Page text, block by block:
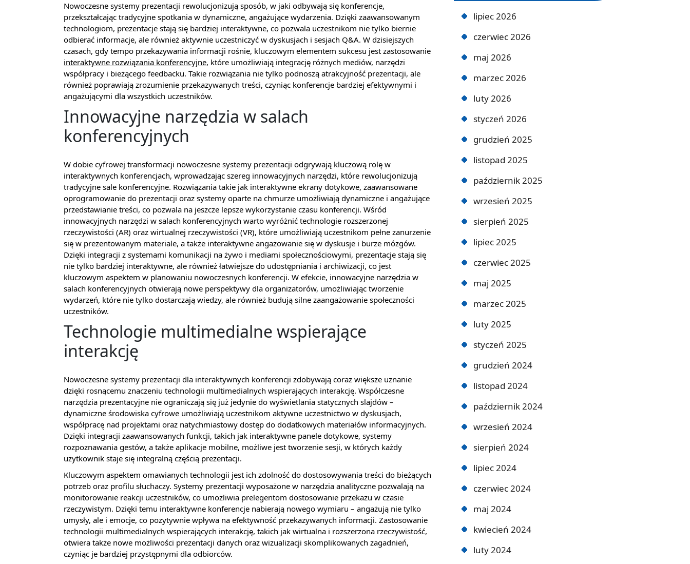
Nowoczesne systemy prezentacji rewolucjonizują sposób, w jaki odbywają się konferencje,
przekształcając tradycyjne spotkania w dynamiczne, angażujące wydarzenia. Dzięki zaawansowanym
technologiom, prezentacje stają się bardziej interaktywne, co pozwala uczestnikom nie tylko biernie
odbierać informacje, ale również aktywnie uczestniczyć w dyskusjach i sesjach Q&A. W dzisiejszych
czasach, gdy tempo przekazywania informacji rośnie, kluczowym elementem sukcesu jest zastosowanie
interaktywne rozwiązania konferencyjne, które umożliwiają integrację różnych mediów, narzędzi
współpracy i bieżącego feedbacku. Takie rozwiązania nie tylko podnoszą atrakcyjność prezentacji, ale
również poprawiają zrozumienie przekazywanych treści, czyniąc konferencje bardziej efektywnymi i
angażującymi dla wszystkich uczestników.
Innowacyjne narzędzia w salach
konferencyjnych
W dobie cyfrowej transformacji nowoczesne systemy prezentacji odgrywają kluczową rolę w
interaktywnych konferencjach, wprowadzając szereg innowacyjnych narzędzi, które rewolucjonizują
tradycyjne sale konferencyjne. Rozwiązania takie jak interaktywne ekrany dotykowe, zaawansowane
oprogramowanie do prezentacji oraz systemy oparte na chmurze umożliwiają dynamiczne i angażujące
przedstawianie treści, co pozwala na jeszcze lepsze wykorzystanie czasu konferencji. Wśród
innowacyjnych narzędzi w salach konferencyjnych warto wyróżnić technologie rozszerzonej
rzeczywistości (AR) oraz wirtualnej rzeczywistości (VR), które umożliwiają uczestnikom pełne zanurzenie
się w prezentowanym materiale, a także interaktywne angażowanie się w dyskusje i burze mózgów.
Dzięki integracji z systemami komunikacji na żywo i mediami społecznościowymi, prezentacje stają się
nie tylko bardziej interaktywne, ale również łatwiejsze do udostępniania i archiwizacji, co jest
kluczowym aspektem w planowaniu nowoczesnych konferencji. W efekcie, innowacyjne narzędzia w
salach konferencyjnych otwierają nowe perspektywy dla organizatorów, umożliwiając tworzenie
wydarzeń, które nie tylko dostarczają wiedzy, ale również budują silne zaangażowanie społeczności
uczestników.
Technologie multimedialne wspierające
interakcję
Nowoczesne systemy prezentacji dla interaktywnych konferencji zdobywają coraz większe uznanie
dzięki rosnącemu znaczeniu technologii multimedialnych wspierających interakcję. Współczesne
narzędzia prezentacyjne nie ograniczają się już jedynie do wyświetlania statycznych slajdów –
dynamiczne środowiska cyfrowe umożliwiają uczestnikom aktywne uczestnictwo w dyskusjach,
współpracę nad projektami oraz natychmiastowy dostęp do dodatkowych materiałów informacyjnych.
Dzięki integracji zaawansowanych funkcji, takich jak interaktywne panele dotykowe, systemy
rozpoznawania gestów, a także aplikacje mobilne, możliwe jest tworzenie sesji, w których każdy
użytkownik staje się integralną częścią prezentacji.
Kluczowym aspektem omawianych technologii jest ich zdolność do dostosowywania treści do bieżących
potrzeb oraz profilu słuchaczy. Systemy prezentacji wyposażone w narzędzia analityczne pozwalają na
monitorowanie reakcji uczestników, co umożliwia prelegentom dostosowanie przekazu w czasie
rzeczywistym. Dzięki temu interaktywne konferencje nabierają nowego wymiaru – angażują nie tylko
umysły, ale i emocje, co pozytywnie wpływa na efektywność przekazywanych informacji. Zastosowanie
technologii multimedialnych wspierających interakcję, takich jak wirtualna i rozszerzona rzeczywistość,
otwiera także nowe możliwości prezentacji danych oraz wizualizacji skomplikowanych zagadnień,
czyniąc je bardziej przystępnymi dla odbiorców.
lipiec 2026
czerwiec 2026
maj 2026
marzec 2026
luty 2026
styczeń 2026
grudzień 2025
listopad 2025
październik 2025
wrzesień 2025
sierpień 2025
lipiec 2025
czerwiec 2025
maj 2025
marzec 2025
luty 2025
styczeń 2025
grudzień 2024
listopad 2024
październik 2024
wrzesień 2024
sierpień 2024
lipiec 2024
czerwiec 2024
maj 2024
kwiecień 2024
luty 2024